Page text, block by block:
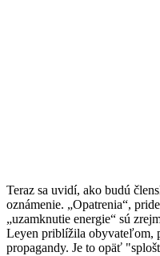
Teraz sa uvidí, ako budú
oznámenie. „Opatrenia“,
„uzamknutie energie“ sú
Leyen priblížila obyvateľom,
propagandy. Je to opäť